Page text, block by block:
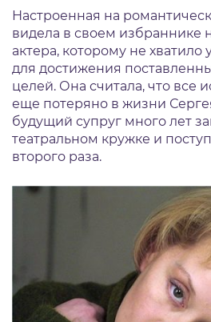
Настроенная на
видела в своем избраннике
актера, которому не хватило
для достижения
целей. Она считала, что все
еще потеряно в жизни
будущий супруг много лет
театральном кружке и
второго раза.